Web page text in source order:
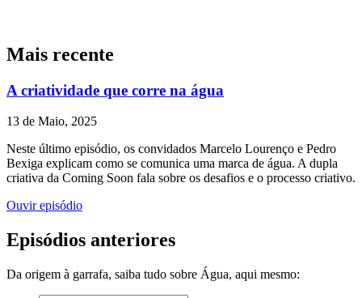
Mais recente
A criatividade que corre na água
13 de Maio, 2025
Neste último episódio, os convidados Marcelo Lourenço e Pedro
Bexiga explicam como se comunica uma marca de água. A dupla
criativa da Coming Soon fala sobre os desafios e o processo criativo.
Ouvir episódio
Episódios anteriores
Da origem à garrafa, saiba tudo sobre Água, aqui mesmo: